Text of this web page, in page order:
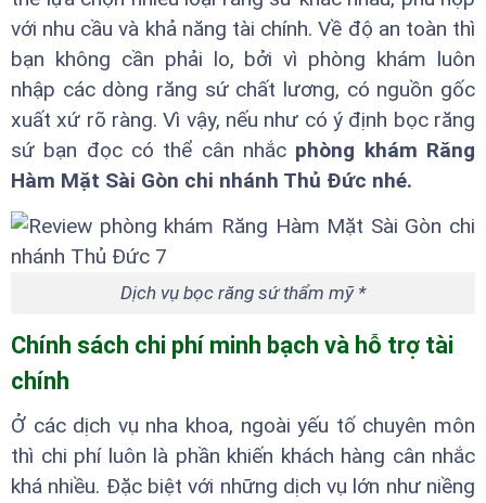
với nhu cầu và khả năng tài chính. Về độ an toàn thì
bạn không cần phải lo, bởi vì phòng khám luôn
nhập các dòng răng sứ chất lương, có nguồn gốc
xuất xứ rõ ràng. Vì vậy, nếu như có ý định bọc răng
sứ bạn đọc có thể cân nhắc phòng khám Răng
Hàm Mặt Sài Gòn chi nhánh Thủ Đức nhé.
Dịch vụ bọc răng sứ thẩm mỹ *
Chính sách chi phí minh bạch và hỗ trợ tài
chính
Ở các dịch vụ nha khoa, ngoài yếu tố chuyên môn
thì chi phí luôn là phần khiến khách hàng cân nhắc
khá nhiều. Đặc biệt với những dịch vụ lớn như niềng